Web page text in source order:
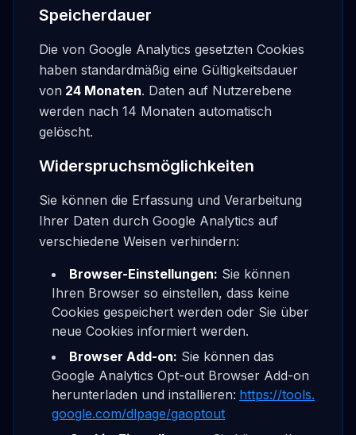
Speicherdauer
Die von Google Analytics gesetzten Cookies
haben standardmäßig eine Gültigkeitsdauer
von 24 Monaten. Daten auf Nutzerebene
werden nach 14 Monaten automatisch
gelöscht.
Widerspruchsmöglichkeiten
Sie können die Erfassung und Verarbeitung
Ihrer Daten durch Google Analytics auf
verschiedene Weisen verhindern:
Browser-Einstellungen: Sie können
Ihren Browser so einstellen, dass keine
Cookies gespeichert werden oder Sie über
neue Cookies informiert werden.
Browser Add-on: Sie können das
Google Analytics Opt-out Browser Add-on
herunterladen und installieren: https://tools.
google.com/dlpage/gaoptout